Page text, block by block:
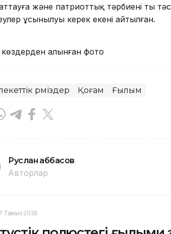
және патриоттық тәрбиенің тың
ұсынылуы керек екені айтылған.
көздерден алынған фото
рәміздер Қоғам Ғылым
Руслан Ғаббасов
Авторлар
Тамыз 2026